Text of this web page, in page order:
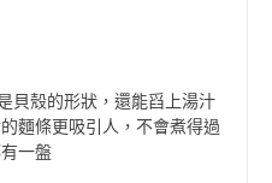
貝殼的形狀，還能舀上湯汁
麵條更吸引人，不會煮得過
一盤